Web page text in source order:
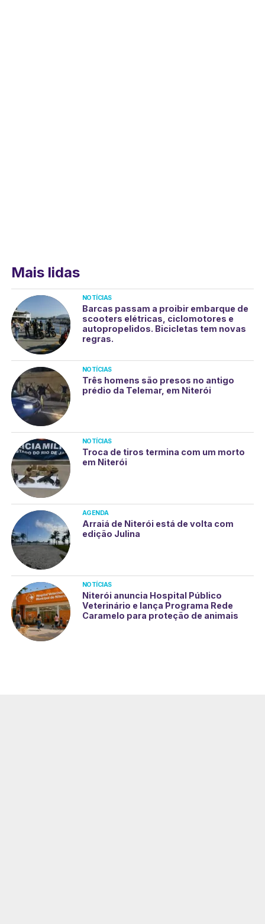
Mais lidas
NOTÍCIAS
Barcas passam a proibir embarque de
scooters elétricas, ciclomotores e
autopropelidos. Bicicletas tem novas
regras.
NOTÍCIAS
Três homens são presos no antigo
prédio da Telemar, em Niterói
NOTÍCIAS
Troca de tiros termina com um morto
em Niterói
AGENDA
Arraiá de Niterói está de volta com
edição Julina
NOTÍCIAS
Niterói anuncia Hospital Público
Veterinário e lança Programa Rede
Caramelo para proteção de animais